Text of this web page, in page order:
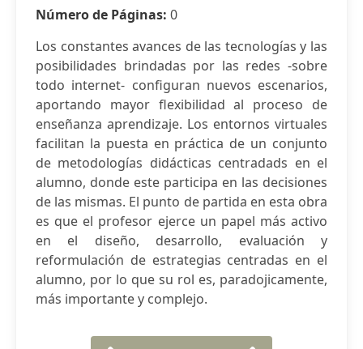
Número de Páginas: 0
Los constantes avances de las tecnologías y las
posibilidades brindadas por las redes -sobre
todo internet- configuran nuevos escenarios,
aportando mayor flexibilidad al proceso de
enseñanza aprendizaje. Los entornos virtuales
facilitan la puesta en práctica de un conjunto
de metodologías didácticas centradads en el
alumno, donde este participa en las decisiones
de las mismas. El punto de partida en esta obra
es que el profesor ejerce un papel más activo
en el diseño, desarrollo, evaluación y
reformulación de estrategias centradas en el
alumno, por lo que su rol es, paradojicamente,
más importante y complejo.